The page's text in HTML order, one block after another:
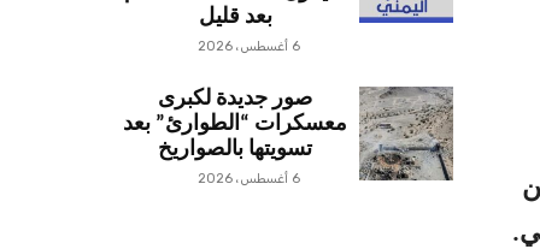
بعد قليل
6 أغسطس، 2026
صور جديدة لكبرى
معسكرات “الطوارئ” بعد
تسويتها بالصواريخ
6 أغسطس، 2026